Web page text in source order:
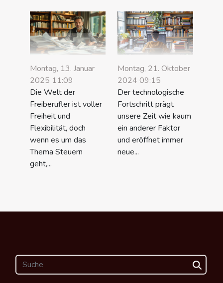
Montag, 13. Januar
2025 11:09
Die Welt der
Freiberufler ist voller
Freiheit und
Flexibilität, doch
wenn es um das
Thema Steuern
geht,...
Montag, 21. Oktober
2024 09:15
Der technologische
Fortschritt prägt
unsere Zeit wie kaum
ein anderer Faktor
und eröffnet immer
neue...